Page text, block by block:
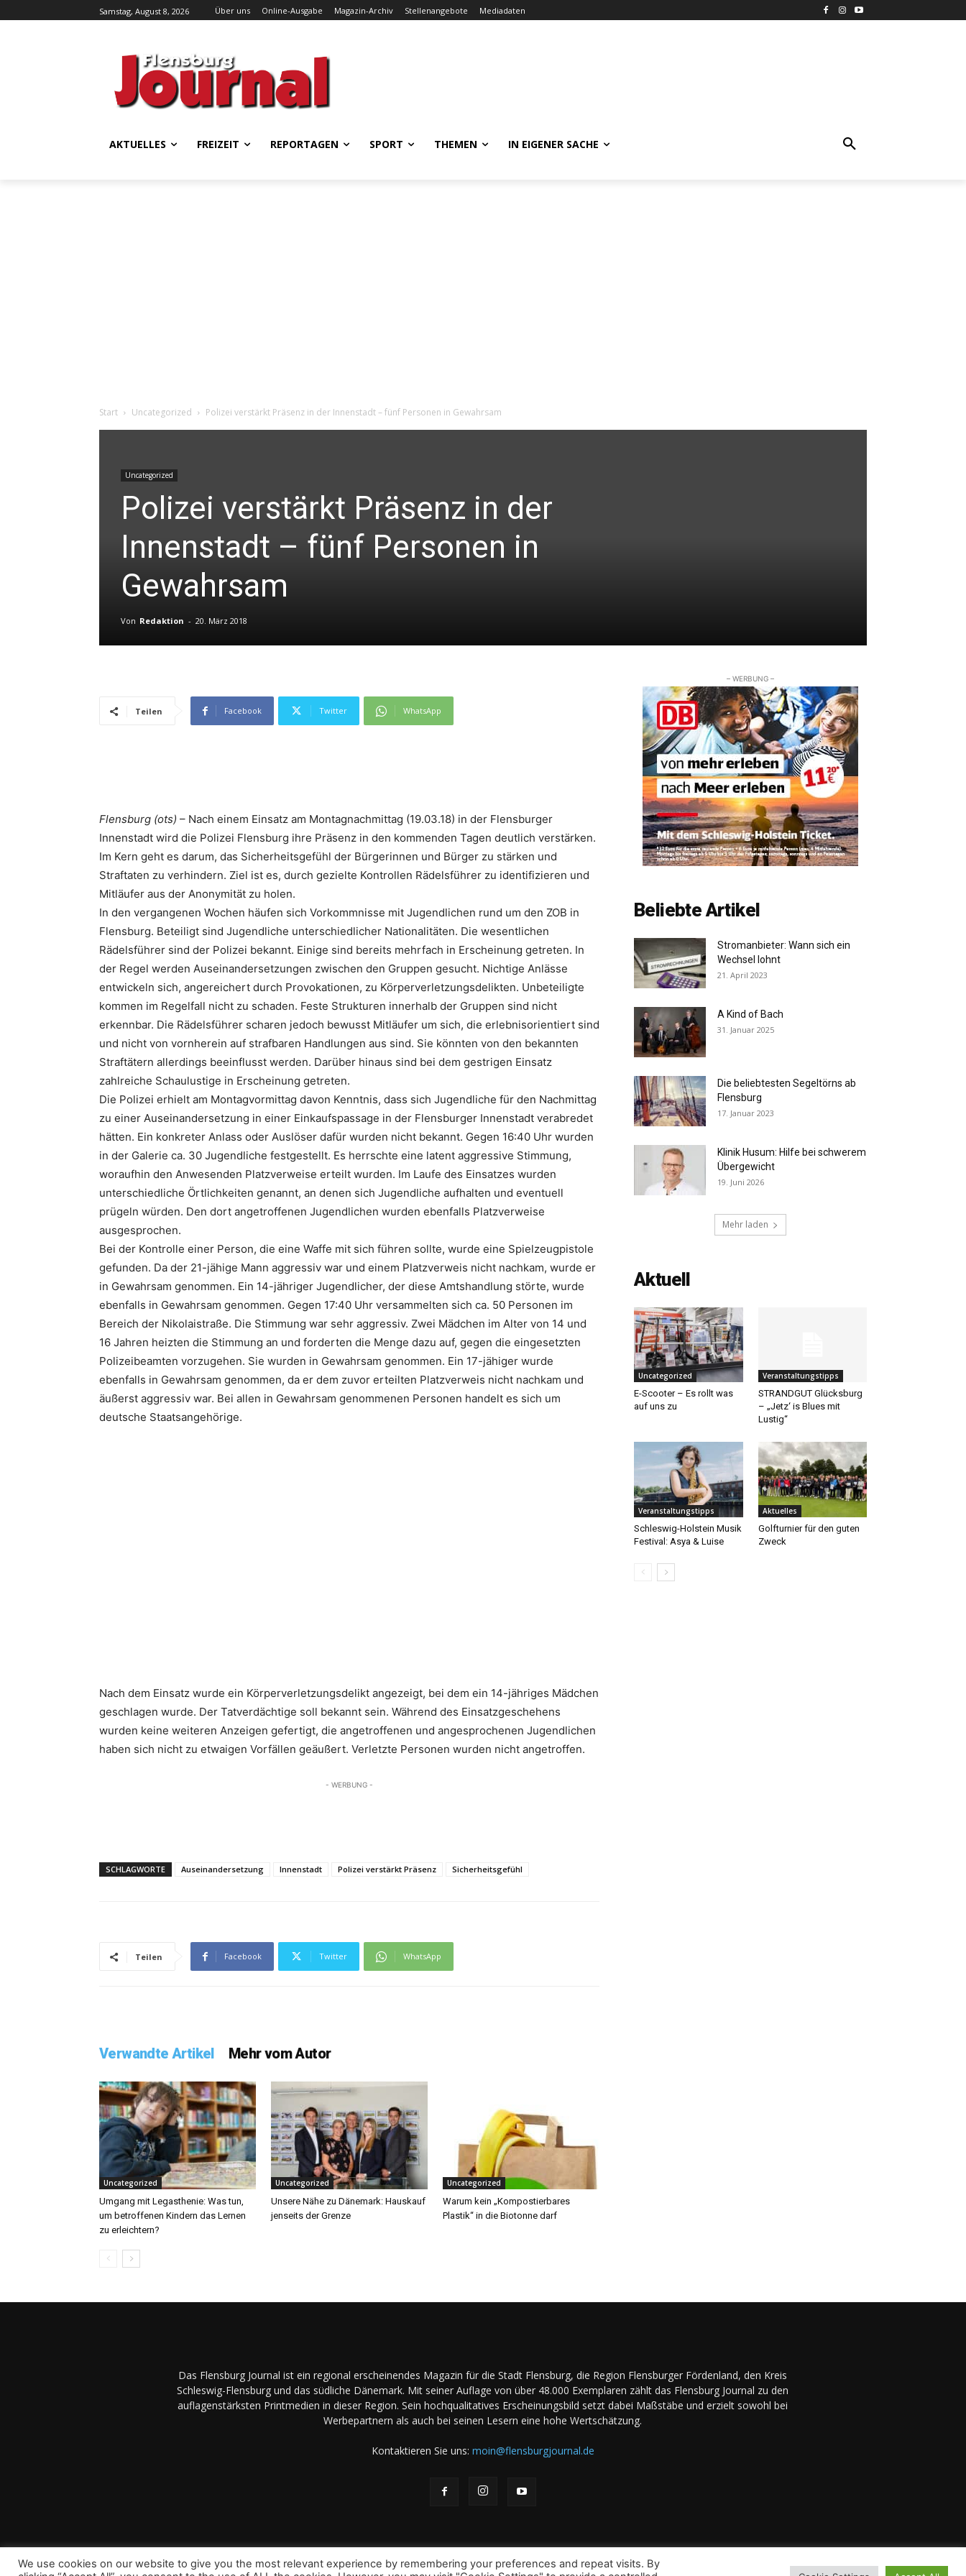
Samstag, August 8, 2026 Über uns Online-Ausgabe Magazin-Archiv Stellenangebote Mediadaten
AKTUELLES FREIZEIT REPORTAGEN SPORT THEMEN IN EIGENER SACHE
Start Uncategorized Polizei verstärkt Präsenz in der Innenstadt – fünf Personen in Gewahrsam
Uncategorized
Polizei verstärkt Präsenz in der
Innenstadt – fünf Personen in
Gewahrsam
Von Redaktion - 20. März 2018
Teilen Facebook Twitter WhatsApp
Flensburg (ots) – Nach einem Einsatz am Montagnachmittag (19.03.18) in der Flensburger
Innenstadt wird die Polizei Flensburg ihre Präsenz in den kommenden Tagen deutlich verstärken.
Im Kern geht es darum, das Sicherheitsgefühl der Bürgerinnen und Bürger zu stärken und
Straftaten zu verhindern. Ziel ist es, durch gezielte Kontrollen Rädelsführer zu identifizieren und
Mitläufer aus der Anonymität zu holen.
In den vergangenen Wochen häufen sich Vorkommnisse mit Jugendlichen rund um den ZOB in
Flensburg. Beteiligt sind Jugendliche unterschiedlicher Nationalitäten. Die wesentlichen
Rädelsführer sind der Polizei bekannt. Einige sind bereits mehrfach in Erscheinung getreten. In
der Regel werden Auseinandersetzungen zwischen den Gruppen gesucht. Nichtige Anlässe
entwickeln sich, angereichert durch Provokationen, zu Körperverletzungsdelikten. Unbeteiligte
kommen im Regelfall nicht zu schaden. Feste Strukturen innerhalb der Gruppen sind nicht
erkennbar. Die Rädelsführer scharen jedoch bewusst Mitläufer um sich, die erlebnisorientiert sind
und nicht von vornherein auf strafbaren Handlungen aus sind. Sie könnten von den bekannten
Straftätern allerdings beeinflusst werden. Darüber hinaus sind bei dem gestrigen Einsatz
zahlreiche Schaulustige in Erscheinung getreten.
Die Polizei erhielt am Montagvormittag davon Kenntnis, dass sich Jugendliche für den Nachmittag
zu einer Auseinandersetzung in einer Einkaufspassage in der Flensburger Innenstadt verabredet
hätten. Ein konkreter Anlass oder Auslöser dafür wurden nicht bekannt. Gegen 16:40 Uhr wurden
in der Galerie ca. 30 Jugendliche festgestellt. Es herrschte eine latent aggressive Stimmung,
woraufhin den Anwesenden Platzverweise erteilt wurden. Im Laufe des Einsatzes wurden
unterschiedliche Örtlichkeiten genannt, an denen sich Jugendliche aufhalten und eventuell
prügeln würden. Den dort angetroffenen Jugendlichen wurden ebenfalls Platzverweise
ausgesprochen.
Bei der Kontrolle einer Person, die eine Waffe mit sich führen sollte, wurde eine Spielzeugpistole
gefunden. Da der 21-jähige Mann aggressiv war und einem Platzverweis nicht nachkam, wurde er
in Gewahrsam genommen. Ein 14-jähriger Jugendlicher, der diese Amtshandlung störte, wurde
ebenfalls in Gewahrsam genommen. Gegen 17:40 Uhr versammelten sich ca. 50 Personen im
Bereich der Nikolaistraße. Die Stimmung war sehr aggressiv. Zwei Mädchen im Alter von 14 und
16 Jahren heizten die Stimmung an und forderten die Menge dazu auf, gegen die eingesetzten
Polizeibeamten vorzugehen. Sie wurden in Gewahrsam genommen. Ein 17-jähiger wurde
ebenfalls in Gewahrsam genommen, da er dem zuvor erteilten Platzverweis nicht nachkam und
äußerst aggressiv war. Bei allen in Gewahrsam genommenen Personen handelt es sich um
deutsche Staatsangehörige.
Nach dem Einsatz wurde ein Körperverletzungsdelikt angezeigt, bei dem ein 14-jähriges Mädchen
geschlagen wurde. Der Tatverdächtige soll bekannt sein. Während des Einsatzgeschehens
wurden keine weiteren Anzeigen gefertigt, die angetroffenen und angesprochenen Jugendlichen
haben sich nicht zu etwaigen Vorfällen geäußert. Verletzte Personen wurden nicht angetroffen.
- WERBUNG -
SCHLAGWORTE Auseinandersetzung Innenstadt Polizei verstärkt Präsenz Sicherheitsgefühl
Teilen Facebook Twitter WhatsApp
Verwandte Artikel Mehr vom Autor
Uncategorized
Umgang mit Legasthenie: Was tun,
um betroffenen Kindern das Lernen
zu erleichtern?
Uncategorized
Unsere Nähe zu Dänemark: Hauskauf
jenseits der Grenze
Uncategorized
Warum kein „Kompostierbares
Plastik“ in die Biotonne darf
– WERBUNG –
Beliebte Artikel
Stromanbieter: Wann sich ein
Wechsel lohnt
21. April 2023
A Kind of Bach
31. Januar 2025
Die beliebtesten Segeltörns ab
Flensburg
17. Januar 2023
Klinik Husum: Hilfe bei schwerem
Übergewicht
19. Juni 2026
Mehr laden
Aktuell
Uncategorized
E-Scooter – Es rollt was
auf uns zu
Veranstaltungstipps
STRANDGUT Glücksburg
– „Jetz‘ is Blues mit
Lustig“
Veranstaltungstipps
Schleswig-Holstein Musik
Festival: Asya & Luise
Aktuelles
Golfturnier für den guten
Zweck
Das Flensburg Journal ist ein regional erscheinendes Magazin für die Stadt Flensburg, die Region Flensburger Fördenland, den Kreis
Schleswig-Flensburg und das südliche Dänemark. Mit seiner Auflage von über 48.000 Exemplaren zählt das Flensburg Journal zu den
auflagenstärksten Printmedien in dieser Region. Sein hochqualitatives Erscheinungsbild setzt dabei Maßstäbe und erzielt sowohl bei
Werbepartnern als auch bei seinen Lesern eine hohe Wertschätzung.
Kontaktieren Sie uns: moin@flensburgjournal.de
Über uns Stellenangebote Impressum Datenschutz Das Magazin Mediadaten
We use cookies on our website to give you the most relevant experience by remembering your preferences and repeat visits. By